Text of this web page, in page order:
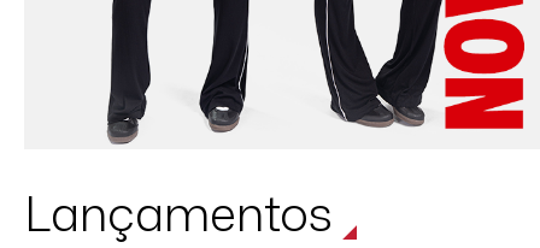
Lançamentos